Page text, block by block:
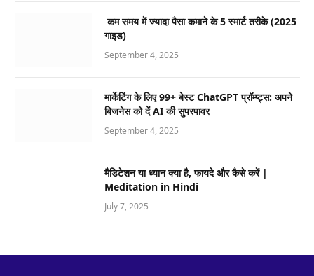
कम समय में ज्यादा पैसा कमाने के 5 स्मार्ट तरीके (2025
गाइड)
September 4, 2025
मार्केटिंग के लिए 99+ बेस्ट ChatGPT प्रॉम्प्ट्स: अपने
बिजनेस को दें AI की सुपरपावर
September 4, 2025
मैडिटेशन या ध्यान क्या है, फायदे और कैसे करें |
Meditation in Hindi
July 7, 2025